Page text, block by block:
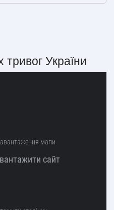
тривог України